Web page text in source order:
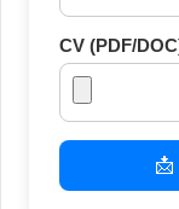
CV (PDF/
📩